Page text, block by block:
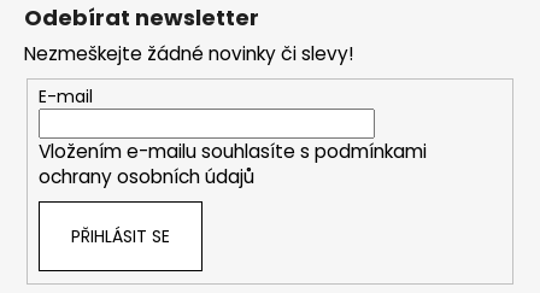
Odebírat newsletter
Nezmeškejte žádné novinky či slevy!
E-mail
Vložením e-mailu souhlasíte s podmínkami
ochrany osobních údajů
PŘIHLÁSIT SE